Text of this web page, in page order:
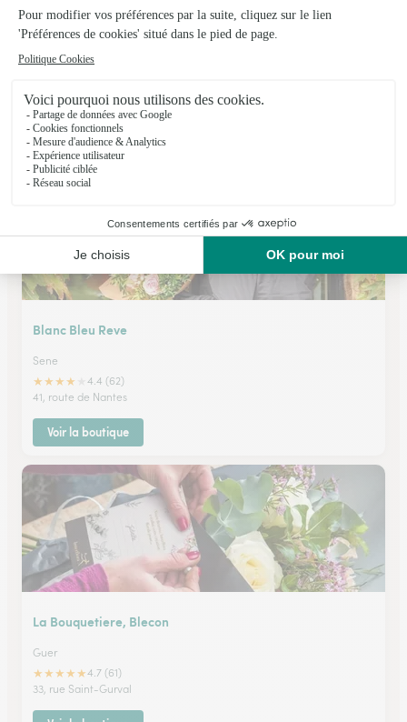
Au Fil des Fleurs
Ferel
1, rue Corollo
Voir la boutique
Blanc Bleu Reve
Sene
★★★★
4.4 (62)
41, route de Nantes
Voir la boutique
La Bouquetiere, Blecon
Guer
★★★★★4.7 (61)
33, rue Saint-Gurval